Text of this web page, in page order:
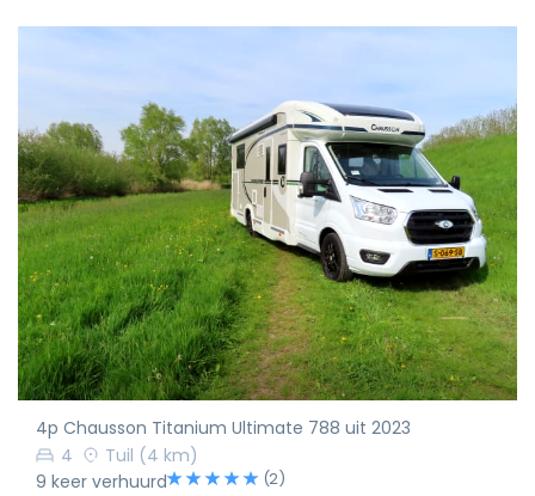
4p Chausson Titanium Ultimate 788 uit 2023
4
Tuil (4 km)
9 keer verhuurd
(2)